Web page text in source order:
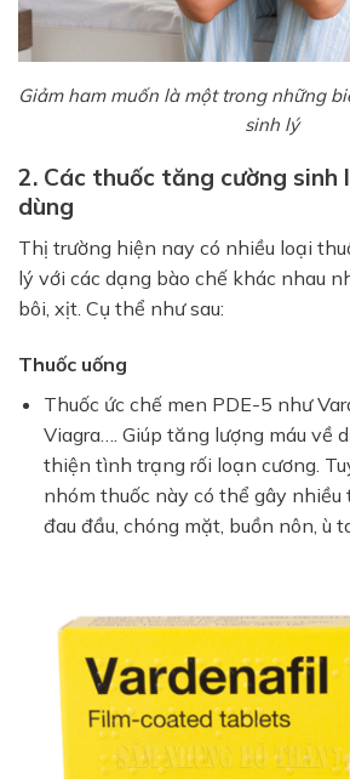
Giảm ham muốn là một trong những
sinh lý
2. Các thuốc tăng cường sinh
dùng
Thị trường hiện nay có nhiều loại
lý với các dạng bào chế khác nhau
bôi, xịt. Cụ thể như sau:
Thuốc uống
Thuốc ức chế men PDE-5 như
Viagra…. Giúp tăng lượng máu về
thiện tình trạng rối loạn cương.
nhóm thuốc này có thể gây nhiều
đau đầu, chóng mặt, buồn nôn, ù